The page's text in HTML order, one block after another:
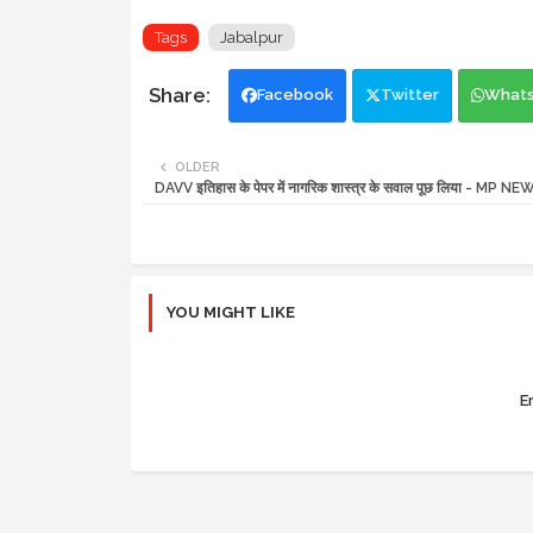
Tags Jabalpur
Facebook Twitter
OLDER
DAVV इतिहास के पेपर में नागरिक शास्त्र के सवाल पूछ लिया - MP
YOU MIGHT LIKE